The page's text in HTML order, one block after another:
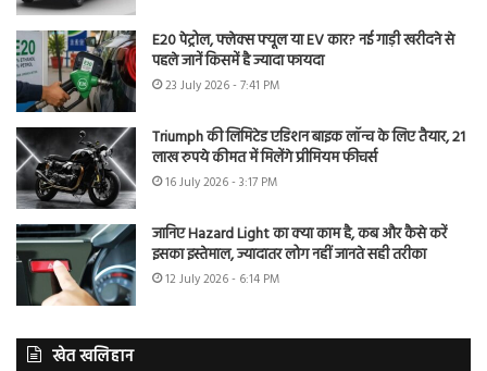
E20 पेट्रोल, फ्लेक्स फ्यूल या EV कार? नई गाड़ी खरीदने से
पहले जानें किसमें है ज्यादा फायदा
23 July 2026 - 7:41 PM
Triumph की लिमिटेड एडिशन बाइक लॉन्च के लिए तैयार, 21
लाख रुपये कीमत में मिलेंगे प्रीमियम फीचर्स
16 July 2026 - 3:17 PM
जानिए Hazard Light का क्या काम है, कब और कैसे करें
इसका इस्तेमाल, ज्यादातर लोग नहीं जानते सही तरीका
12 July 2026 - 6:14 PM
खेत खलिहान